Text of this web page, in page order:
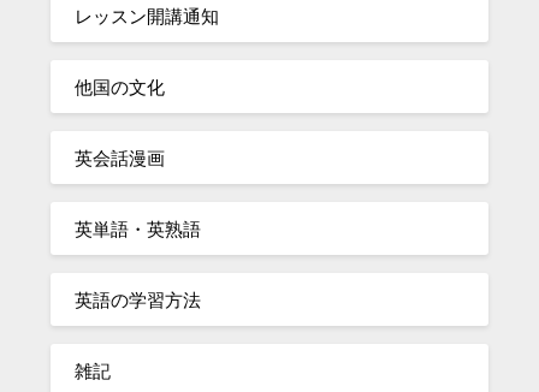
レッスン開講通知
他国の文化
英会話漫画
英単語・英熟語
英語の学習方法
雑記